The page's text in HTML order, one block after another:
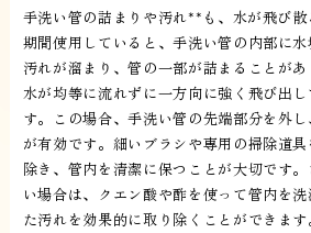
手洗い管の詰まりや汚れ**も、水が飛び
期間使用していると、手洗い管の内部に
汚れが溜まり、管の一部が詰まることがあ
水が均等に流れずに一方向に強く飛び出
す。この場合、手洗い管の先端部分を外
が有効です。細いブラシや専用の掃除道
除き、管内を清潔に保つことが大切です
い場合は、クエン酸や酢を使って管内を
た汚れを効果的に取り除くことができま